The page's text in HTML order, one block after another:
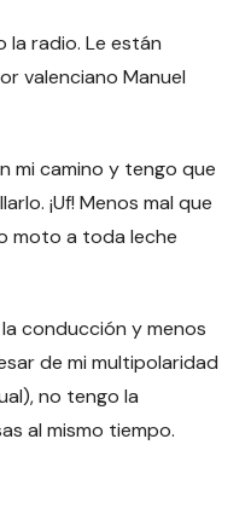
la radio. Le están
valenciano Manuel
mi camino y tengo que
¡Uf! Menos mal que
moto a toda leche
conducción y menos
de mi multipolaridad
no tengo la
al mismo tiempo.